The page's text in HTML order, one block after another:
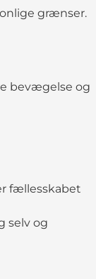
grænser.
bevægelse og
fællesskabet
selv og